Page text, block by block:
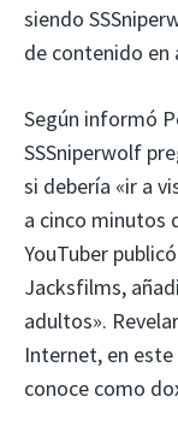
siendo
de contenido en
Según informó
SSSniperwolf
si debería «ir a
a cinco minutos
YouTuber
Jacksfilms,
adultos».
Internet, en
conoce como